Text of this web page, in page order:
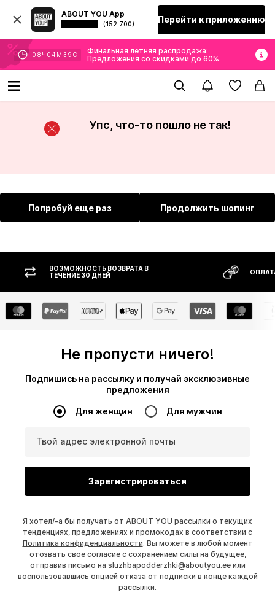
ABOUT YOU App
(152 700) Перейти к приложению
08 Ч 04 М 38 С
Финальная летняя распродажа:
Предложения со скидками до 60%
Упс, что-то пошло не так!
Попробуй еще раз Продолжить шопинг
ВОЗМОЖНОСТЬ ВОЗВРАТА В
ТЕЧЕНИЕ 30 ДНЕЙ
Не пропусти ничего!
Подпишись на рассылку и получай эксклюзивные
предложения
Для женщин Для мужчин
Твой адрес электронной почты
Зарегистрироваться
Я хотел/-а бы получать от ABOUT YOU рассылки о текущих
тенденциях, предложениях и промокодах в соответствии с
Политика конфиденциальности. Вы можете в любой момент
отозвать свое согласие с сохранением силы на будущее,
отправив письмо на sluzhbapodderzhki@aboutyou.eeили
воспользовавшись опцией отказа от подписки в конце каждой
рассылки.